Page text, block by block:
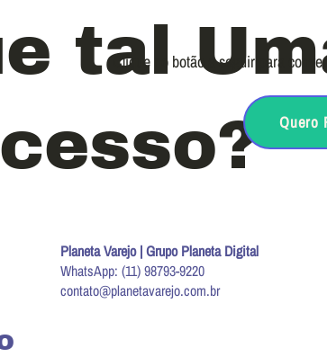
tal
Clique no botão a seguir para
Quero
Planeta Varejo | Grupo Planeta Digital
WhatsApp: (11) 98793-9220
contato@planetavarejo.com.br